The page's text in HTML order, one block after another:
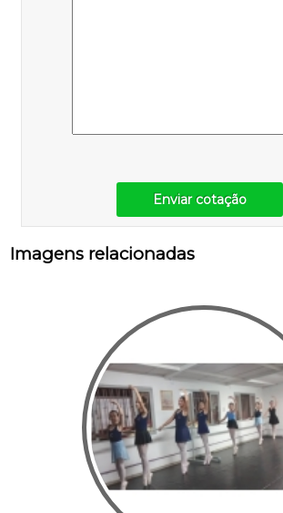
Enviar cotação
Imagens relacionadas